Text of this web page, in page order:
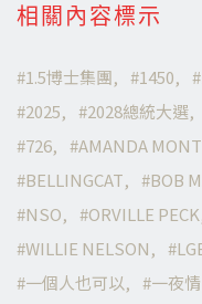
相關內容標示
1.5博士集團 1450
2025
2028總統大選
726
AMANDA
BELLINGCAT
BOB
NSO
ORVILLE PECK
WILLIE NELSON
一個人也可以
一夜情